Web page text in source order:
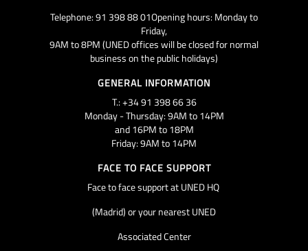
Telephone: 91 398 88 01Opening hours: Monday to
Friday,
9AM to 8PM (UNED offices will be closed for normal
business on the public holidays)
GENERAL INFORMATION
T.: +34 91 398 66 36
Monday - Thursday: 9AM to 14PM
and 16PM to 18PM
Friday: 9AM to 14PM
FACE TO FACE SUPPORT
Face to face support at UNED HQ
(Madrid) or your nearest UNED
Associated Center